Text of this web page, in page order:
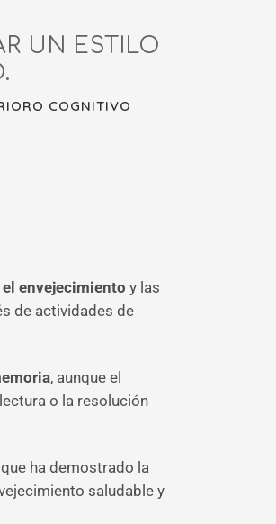
UN ESTILO
COGNITIVO
envejecimiento y las
de actividades de
, aunque el
o la resolución
ha demostrado la
saludable y